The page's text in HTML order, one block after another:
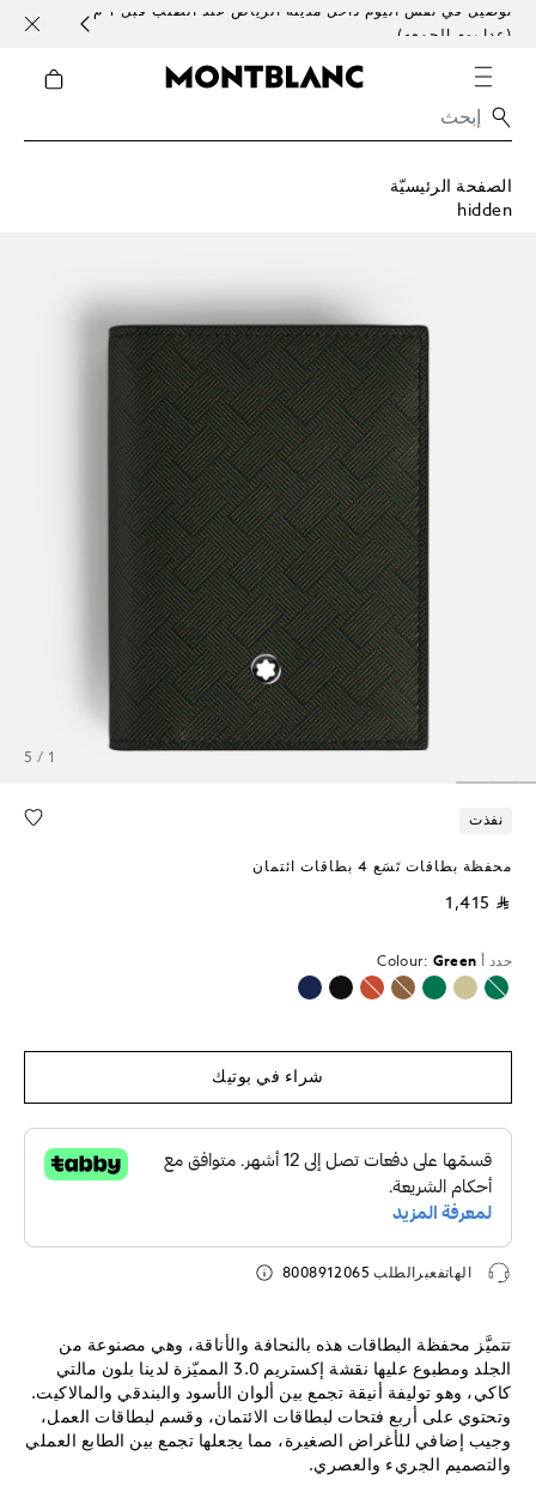
توصيل في نفس اليوم داخل مدينة الرياض عند الطلب قبل 1 م
(عدا يوم الجمعه)
الصفحة الرئيسيّة
hidden
1 / 5
نفذت
محفظة بطاقات تَسَع 4 بطاقات ائتمان
⃁ 1,415
حدد أ Colour: Green
محدد
شراء في بوتيك
الهاتفعبرالطلب 8008912065
تتميَّز محفظة البطاقات هذه بالنحافة والأناقة، وهي مصنوعة من
الجلد ومطبوع عليها نقشة إكستريم 3.0 المميّزة لدينا بلون مالتي
كاكي، وهو توليفة أنيقة تجمع بين ألوان الأسود والبندقي والمالاكيت.
وتحتوي على أربع فتحات لبطاقات الائتمان، وقسم لبطاقات العمل،
وجيب إضافي للأغراض الصغيرة، مما يجعلها تجمع بين الطابع العملي
والتصميم الجريء والعصري.